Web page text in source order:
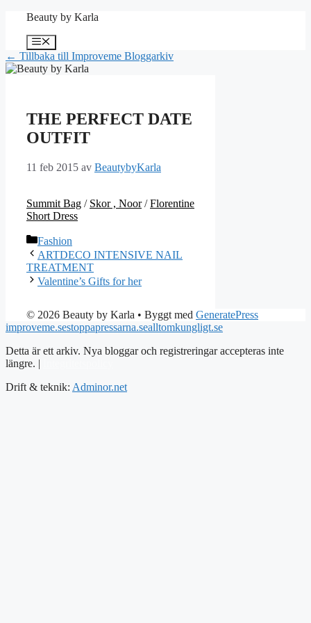
Hoppa
innehåll
Beauty by Karla
Meny
← Tillbaka till Improveme Bloggarkiv
THE PERFECT DATE
OUTFIT
11 feb 2015 av BeautybyKarla
Summit Bag / Skor , Noor/Florentine
Short Dress
Kategorier
Fashion
ARTDECO INTENSIVE NAIL
TREATMENT
Valentine’s Gifts for her
© 2026 Beauty by Karla • Byggt med GeneratePress
improveme.sestoppapressarna.sealltomkungligt.se
Detta är ett arkiv. Nya bloggar och registreringar accepteras inte
längre. |
Drift & teknik: Adminor.net